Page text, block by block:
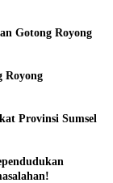
Gotong Royong
Royong
Provinsi Sumsel